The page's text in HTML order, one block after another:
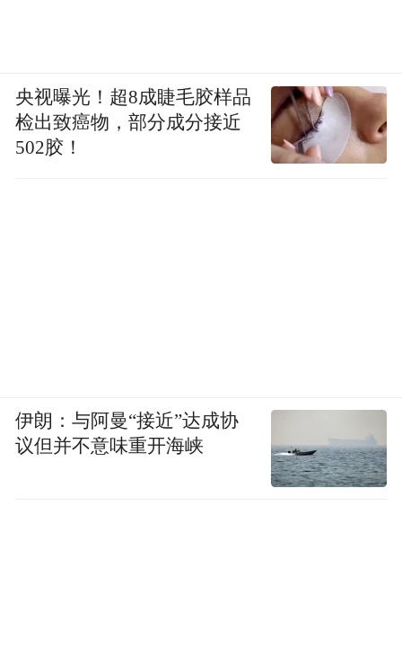
央视曝光！超8成睫毛胶样品
检出致癌物，部分成分接近
502胶！
伊朗：与阿曼“接近”达成协
议但并不意味重开海峡